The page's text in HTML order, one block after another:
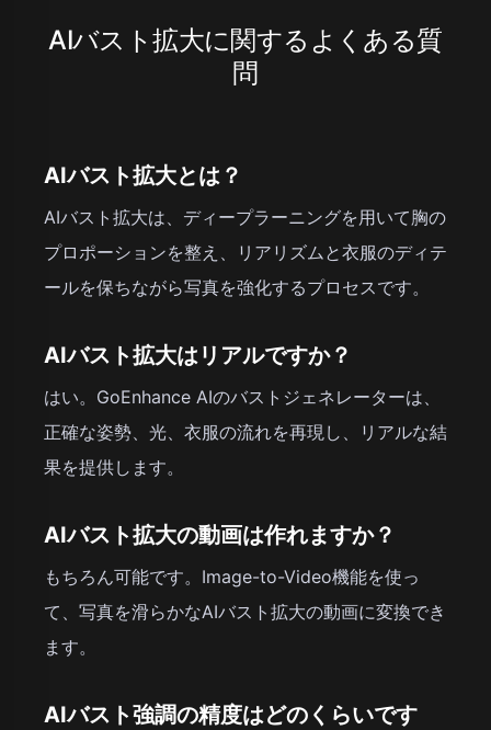
AIバスト拡大に関するよくある質
問
AIバスト拡大とは？
AIバスト拡大は、ディープラーニングを用いて胸の
プロポーションを整え、リアリズムと衣服のディテ
ールを保ちながら写真を強化するプロセスです。
AIバスト拡大はリアルですか？
はい。GoEnhance AIのバストジェネレーターは、
正確な姿勢、光、衣服の流れを再現し、リアルな結
果を提供します。
AIバスト拡大の動画は作れますか？
もちろん可能です。Image-to-Video機能を使っ
て、写真を滑らかなAIバスト拡大の動画に変換でき
ます。
AIバスト強調の精度はどのくらいです